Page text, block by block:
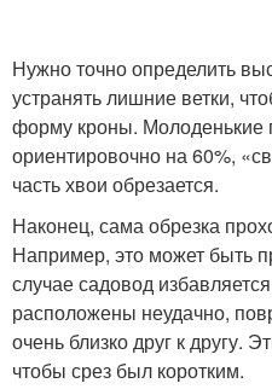
Нужно точно определить
устранять лишние ветки,
форму кроны. Молоденькие
ориентировочно на 60%,
часть хвои обрезается.
Наконец, сама обрезка
Например, это может быть
случае садовод
расположены неудачно,
очень близко друг к другу.
чтобы срез был коротким.